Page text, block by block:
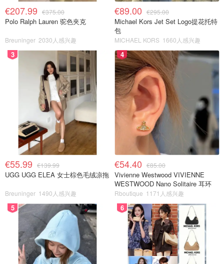
€207.99 €375.00
Polo Ralph Lauren 驼色夹克
Breuninger 2030人感兴趣
€89.00 €295.00
Michael Kors Jet Set Logo提花托特
包
MICHAEL KORS 1660人感兴趣
3
€55.99 €139.99
UGG UGG ELEA 女士棕色毛绒凉拖
Breuninger 1490人感兴趣
4
€54.40 €85.00
Vivienne Westwood VIVIENNE
WESTWOOD Nano Solitaire 耳环
Rboutique 1171人感兴趣
5 6